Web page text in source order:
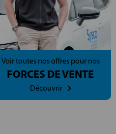
Voir toutes nos offres pour nos
FORCES DE VENTE
Découvrir